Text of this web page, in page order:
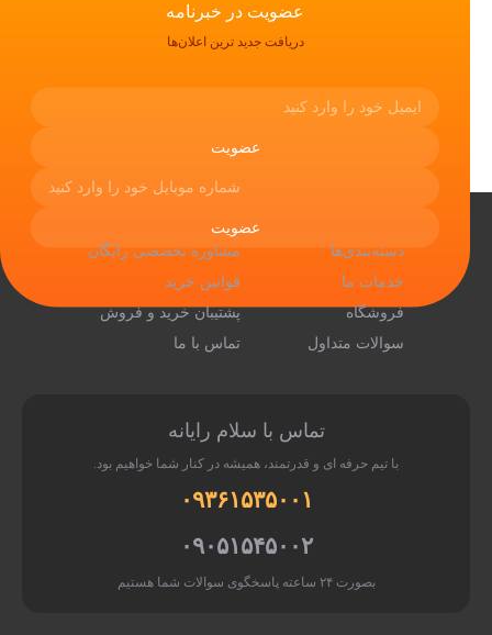
نمایش همه
عضویت در خبرنامه
دریافت جدید ترین اعلان‌ها
دسته‌بندی‌ها
خدمات ما
فروشگاه
سوالات متداول
مشاوره تخصصی رایگان
قوانین خرید
پشتیبان خرید و فروش
تماس با ما
تماس با سلام رایانه
با تیم حرفه ای و قدرتمند، همیشه در کنار شما خواهیم بود.
۰۹۳۶۱۵۳۵۰۰۱
۰۹۰۵۱۵۴۵۰۰۲
بصورت ۲۴ ساعته پاسخگوی سوالات شما هستیم